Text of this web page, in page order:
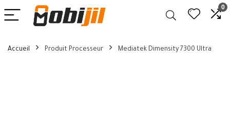
0
Accueil Produit Processeur Mediatek Dimensity 7300 Ultra